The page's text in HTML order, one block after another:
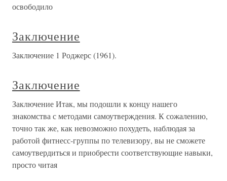
освободило
Заключение
Заключение 1 Роджерс (1961).
Заключение
Заключение Итак, мы подошли к концу нашего
знакомства с методами самоутверждения. К сожалению,
точно так же, как невозможно похудеть, наблюдая за
работой фитнесс-группы по телевизору, вы не сможете
самоутвердиться и приобрести соответствующие навыки,
просто читая